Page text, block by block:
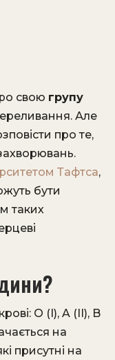
свою групу
Але
про те,
Тафтса,
бути
таких
O (I), A (II), B
на
присутні на